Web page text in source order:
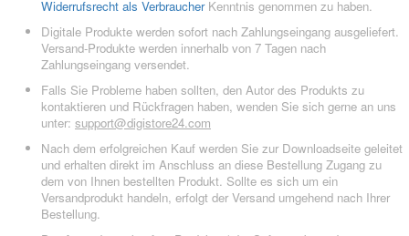
Widerrufsrecht als VerbraucherKenntnis genommen zu haben.
Digitale Produkte werden sofort nach Zahlungseingang ausgeliefert.
Versand-Produkte werden innerhalb von 7 Tagen nach
Zahlungseingang versendet.
Falls Sie Probleme haben sollten, den Autor des Produkts zu
kontaktieren und Rückfragen haben, wenden Sie sich gerne an uns
unter: support@digistore24.com
Nach dem erfolgreichen Kauf werden Sie zur Downloadseite geleitet
und erhalten direkt im Anschluss an diese Bestellung Zugang zu
dem von Ihnen bestellten Produkt. Sollte es sich um ein
Versandprodukt handeln, erfolgt der Versand umgehend nach Ihrer
Bestellung.